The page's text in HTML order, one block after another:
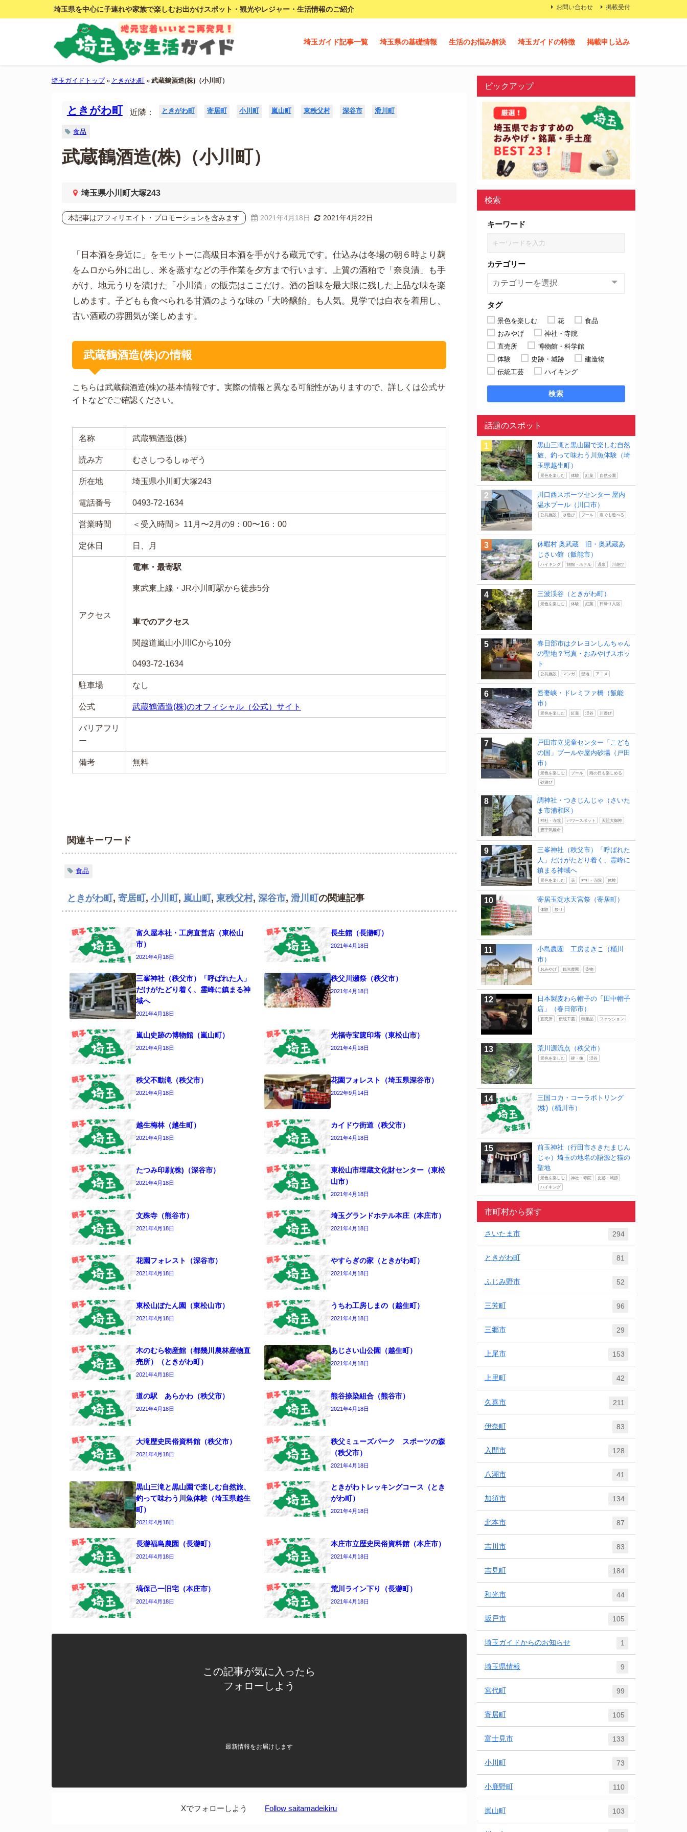
埼玉県を中心に子連れや家族で楽しむお出かけスポット・観光やレジャー・生活情報のご紹介 お問い合わせ 掲載受付
埼玉ガイド記事一覧 埼玉県の基礎情報 生活のお悩み解決 埼玉ガイドの特徴 掲載申し込み
埼玉ガイドトップ» ときがわ町» 武蔵鶴酒造(株)（小川町）
ときがわ町 近隣： ときがわ町 寄居町 小川町 嵐山町 東秩父村 深谷市 滑川町
食品
武蔵鶴酒造(株)（小川町）
埼玉県小川町大塚243
本記事はアフィリエイト・プロモーションを含みます 2021年4月18日 2021年4月22日
「日本酒を身近に」をモットーに高級日本酒を手がける蔵元です。仕込みは冬場の朝６時より麹
をムロから外に出し、米を蒸すなどの手作業を夕方まで行います。上質の酒粕で「奈良漬」も手
がけ、地元うりを漬けた「小川漬」の販売はここだけ。酒の旨味を最大限に残した上品な味を楽
しめます。子どもも食べられる甘酒のような味の「大吟醸飴」も人気。見学では白衣を着用し、
古い酒蔵の雰囲気が楽しめます。
武蔵鶴酒造(株)の情報
こちらは武蔵鶴酒造(株)の基本情報です。実際の情報と異なる可能性がありますので、詳しくは公式サ
イトなどでご確認ください。
名称 武蔵鶴酒造(株)
読み方 むさしつるしゅぞう
所在地 埼玉県小川町大塚243
電話番号 0493-72-1634
営業時間 ＜受入時間＞ 11月〜2月の9：00〜16：00
定休日 日、月
アクセス
電車・最寄駅
東武東上線・JR小川町駅から徒歩5分
車でのアクセス
関越道嵐山小川ICから10分
0493-72-1634
駐車場 なし
公式 武蔵鶴酒造(株)のオフィシャル（公式）サイト
バリアフリ
ー
備考 無料
関連キーワード
食品
ときがわ町 , 寄居町 , 小川町 , 嵐山町 , 東秩父村, 深谷市, 滑川町 の関連記事
富久屋本社・工房直営店（東松山
市）
2021年4月18日
長生館（長瀞町）
2021年4月18日
三峯神社（秩父市）「呼ばれた人」
だけがたどり着く、霊峰に鎮まる神
域へ
2021年4月18日
秩父川瀬祭（秩父市）
2021年4月18日
嵐山史跡の博物館（嵐山町）
2021年4月18日
光福寺宝篋印塔（東松山市）
2021年4月18日
秩父不動滝（秩父市）
2021年4月18日
花園フォレスト（埼玉県深谷市）
2022年9月14日
越生梅林（越生町）
2021年4月18日
カイドウ街道（秩父市）
2021年4月18日
たつみ印刷(株)（深谷市）
2021年4月18日
東松山市埋蔵文化財センター（東松
山市）
2021年4月18日
文殊寺（熊谷市）
2021年4月18日
埼玉グランドホテル本庄（本庄市）
2021年4月18日
花園フォレスト（深谷市）
2021年4月18日
やすらぎの家（ときがわ町）
2021年4月18日
東松山ぼたん園（東松山市）
2021年4月18日
うちわ工房しまの（越生町）
2021年4月18日
木のむら物産館（都幾川農林産物直
売所）（ときがわ町）
2021年4月18日
あじさい山公園（越生町）
2021年4月18日
道の駅 あらかわ（秩父市）
2021年4月18日
熊谷捺染組合（熊谷市）
2021年4月18日
大滝歴史民俗資料館（秩父市）
2021年4月18日
秩父ミューズパーク スポーツの森
（秩父市）
2021年4月18日
黒山三滝と黒山園で楽しむ自然旅、
釣って味わう川魚体験（埼玉県越生
町）
2021年4月18日
ときがわトレッキングコース（とき
がわ町）
2021年4月18日
長瀞福島農園（長瀞町）
2021年4月18日
本庄市立歴史民俗資料館（本庄市）
2021年4月18日
塙保己一旧宅（本庄市）
2021年4月18日
荒川ライン下り（長瀞町）
2021年4月18日
この記事が気に入ったら
フォローしよう
最新情報をお届けします
Xでフォローしよう Follow saitamadeikiru
ピックアップ
検索
キーワード
カテゴリー
タグ
景色を楽しむ 花
食品
おみやげ
神社・寺院
直売所
博物館・科学館
体験
史跡・城跡
建造物
伝統工芸
ハイキング
検索
話題のスポット
黒山三滝と黒山園で楽しむ自然
旅、釣って味わう川魚体験（埼
玉県越生町）
景色を楽しむ 体験 紅葉 自然公園
川口西スポーツセンター 屋内
温水プール（川口市）
公共施設 水遊び プール 雨でも遊べる
休暇村 奥武蔵 旧・奥武蔵あ
じさい館（飯能市）
ハイキング 旅館・ホテル 温泉 川遊び
三波渓谷（ときがわ町）
景色を楽しむ 体験 紅葉 日帰り入浴
春日部市はクレヨンしんちゃん
の聖地？写真・おみやげスポッ
ト
公共施設 マンガ 聖地 アニメ
吾妻峡・ドレミファ橋（飯能
市）
景色を楽しむ 紅葉 渓谷 川遊び
戸田市立児童センター「こども
の国」プールや屋内砂場（戸田
市）
景色を楽しむ プール 雨の日も楽しめる
砂遊び
調神社・つきじんじゃ（さいた
ま市浦和区）
神社・寺院 パワースポット 天照大御神
豊宇気姫命
三峯神社（秩父市）「呼ばれた
人」だけがたどり着く、霊峰に
鎮まる神域へ
景色を楽しむ 花 神社・寺院 体験
寄居玉淀水天宮祭（寄居町）
体験 祭り
小島農園 工房まきこ（桶川
市）
おみやげ 観光農園 染物
日本製麦わら帽子の「田中帽子
店」（春日部市）
直売所 伝統工芸 特産品 ファッション
荒川源流点（秩父市）
景色を楽しむ 碑・像 渓谷
三国コカ・コーラボトリング
(株)（桶川市）
前玉神社（行田市さきたまじん
じゃ）埼玉の地名の語源と猫の
聖地
景色を楽しむ 神社・寺院 史跡・城跡
ハイキング
市町村から探す
さいたま市 294
ときがわ町 81
ふじみ野市 52
三芳町 96
三郷市 29
上尾市 153
上里町 42
久喜市 211
伊奈町 83
入間市 128
八潮市 41
加須市 134
北本市 87
吉川市 83
吉見町 184
和光市 44
坂戸市 105
埼玉ガイドからのお知らせ 1
埼玉県情報 9
宮代町 99
寄居町 105
富士見市 133
小川町 73
小鹿野町 110
嵐山町 103